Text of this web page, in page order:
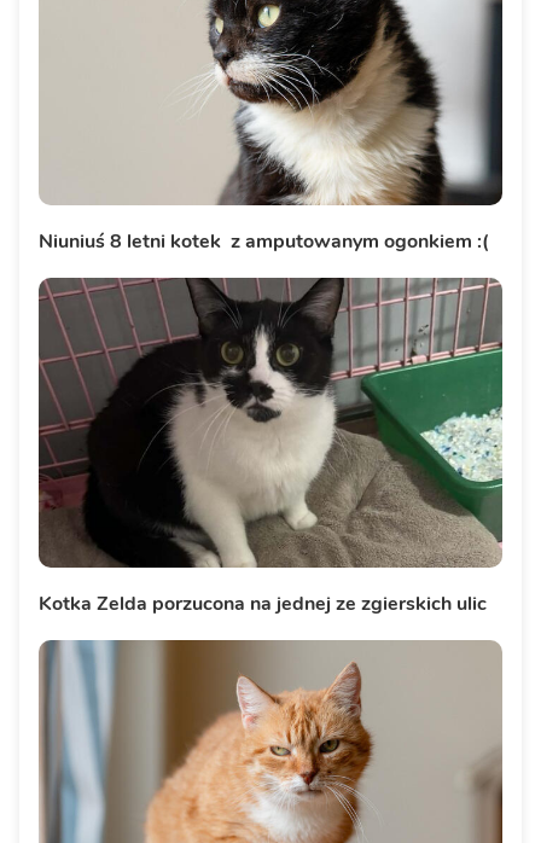
Niuniuś 8 letni kotek z amputowanym ogonkiem :(
Kotka Zelda porzucona na jednej ze zgierskich ulic